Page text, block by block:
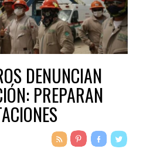
DENUNCIAN
PREPARAN